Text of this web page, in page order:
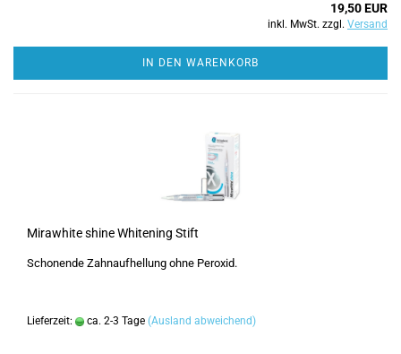
19,50 EUR
inkl. MwSt. zzgl. Versand
IN DEN WARENKORB
Mirawhite shine Whitening Stift
Schonende Zahnaufhellung ohne Peroxid.
Lieferzeit: ca. 2-3 Tage (Ausland abweichend)